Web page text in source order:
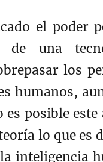
el poder
de una
los
humanos,
es posible
lo que es
inteligencia